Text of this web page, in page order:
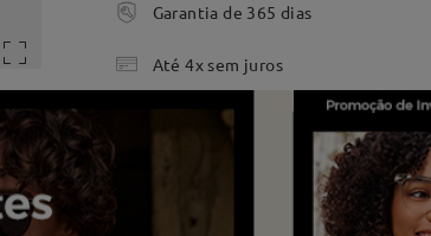
Garantia de 365 dias
Até 4x sem juros